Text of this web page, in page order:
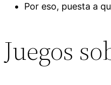
Por eso, puesta a
Juegos